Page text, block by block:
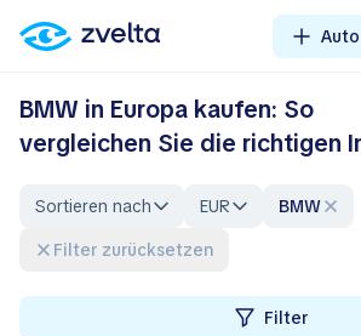
BMW in Europa kaufen: So
vergleichen Sie die richtigen
Sortieren nach EUR
BMW
Filter zurücksetzen
Filter